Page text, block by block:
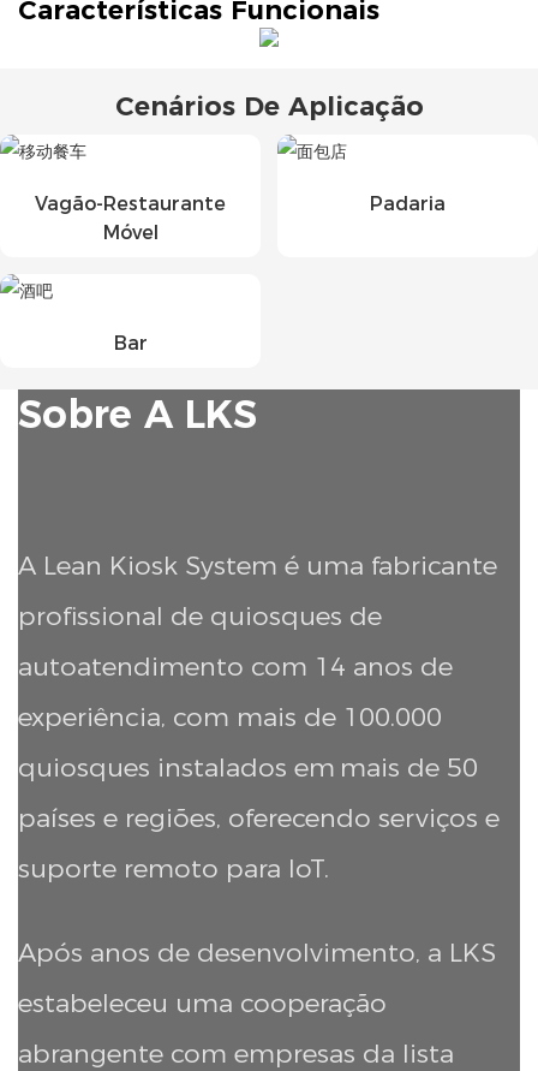
Características Funcionais
Cenários De Aplicação
Vagão-Restaurante
Móvel
Padaria
Bar
Sobre A LKS
A Lean Kiosk System é uma fabricante
profissional de quiosques de
autoatendimento com 14 anos de
experiência, com mais de 100.000
quiosques instalados em mais de 50
países e regiões, oferecendo serviços e
suporte remoto para IoT.
Após anos de desenvolvimento, a LKS
estabeleceu uma cooperação
abrangente com empresas da lista